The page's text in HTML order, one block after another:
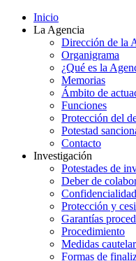
Inicio
La Agencia
Dirección de la
Organigrama
¿Qué es la
Memorias
Ámbito de
Funciones
Protección del
Potestad
Contacto
Investigación
Potestades de
Deber de
Confidencialidad
Protección y
Garantías
Procedimiento
Medidas
Formas de